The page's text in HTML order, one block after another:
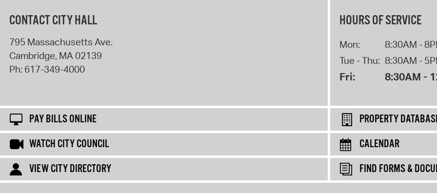
CONTACT CITY HALL
795 Massachusetts Ave.
Cambridge, MA02139
Ph: 617-349-4000
HOURS OF SERVICE
Mon:
8:30AM -
Tue - Thu: 8:30AM -
Fri: 8:30AM -
PAY BILLS ONLINE
PROPERTY
WATCH CITY COUNCIL
CALENDAR
VIEW CITY DIRECTORY
FIND FORMS &